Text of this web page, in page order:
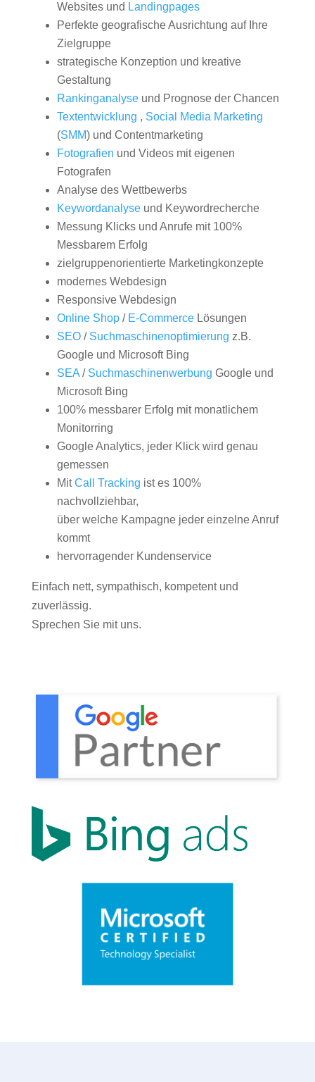
Websites und Landingpages
Perfekte geografische Ausrichtung auf Ihre
Zielgruppe
strategische Konzeption und kreative
Gestaltung
Rankinganalyseund Prognose der Chancen
Textentwicklung , Social Media Marketing
(SMM) und Contentmarketing
Fotografien und Videos mit eigenen
Fotografen
Analyse des Wettbewerbs
Keywordanalyseund Keywordrecherche
Messung Klicks und Anrufe mit 100%
Messbarem Erfolg
zielgruppenorientierte Marketingkonzepte
modernes Webdesign
Responsive Webdesign
Online Shop/ E-CommerceLösungen
SEO/ Suchmaschinenoptimierung z.B.
Google und Microsoft Bing
SEA/ Suchmaschinenwerbung Google und
Microsoft Bing
100% messbarer Erfolg mit monatlichem
Monitorring
Google Analytics, jeder Klick wird genau
gemessen
MitCall Tracking ist es 100%
nachvollziehbar,
über welche Kampagne jeder einzelne Anruf
kommt
hervorragender Kundenservice
Einfach nett, sympathisch, kompetent und
zuverlässig.
Sprechen Sie mit uns.